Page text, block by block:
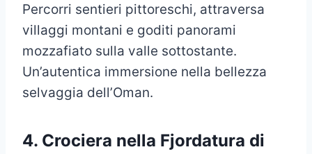
Percorri sentieri pittoreschi, attraversa
villaggi montani e goditi panorami
mozzafiato sulla valle sottostante.
Un’autentica immersione nella bellezza
selvaggia dell’Oman.
4. Crociera nella Fjordatura di